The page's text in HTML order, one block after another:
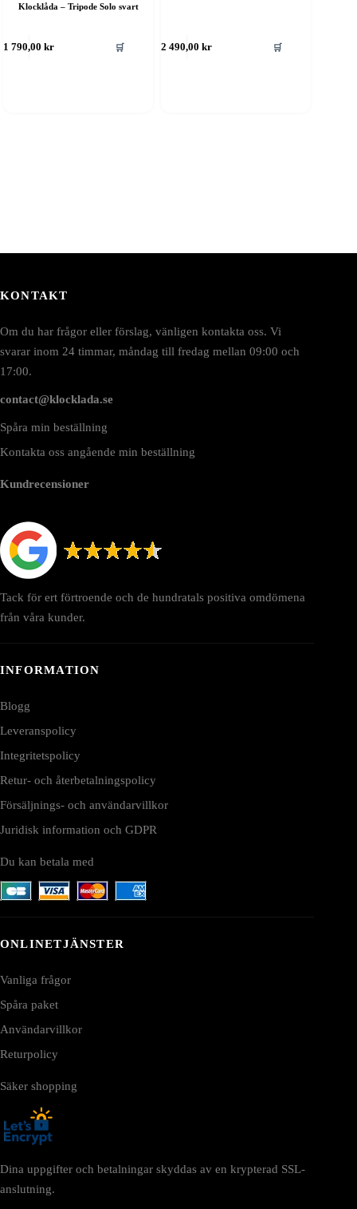
Klocklåda – Tripode Solo svart
1 790,00kr 🛒 2 490,00kr 🛒
KONTAKT
Om du har frågor eller förslag, vänligen kontakta oss. Vi
svarar inom 24 timmar, måndag till fredag mellan 09:00 och
17:00.
contact@klocklada.se
Spåra min beställning
Kontakta oss angående min beställning
Kundrecensioner
Tack för ert förtroende och de hundratals positiva omdömena
från våra kunder.
INFORMATION
Blogg
Leveranspolicy
Integritetspolicy
Retur- och återbetalningspolicy
Försäljnings- och användarvillkor
Juridisk information och GDPR
Du kan betala med
ONLINETJÄNSTER
Vanliga frågor
Spåra paket
Användarvillkor
Returpolicy
Säker shopping
Dina uppgifter och betalningar skyddas av en krypterad SSL-
anslutning.